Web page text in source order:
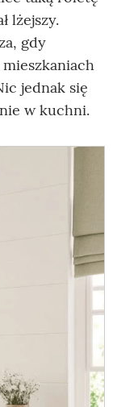
lżejszy.
gdy
jednak się
w kuchni.